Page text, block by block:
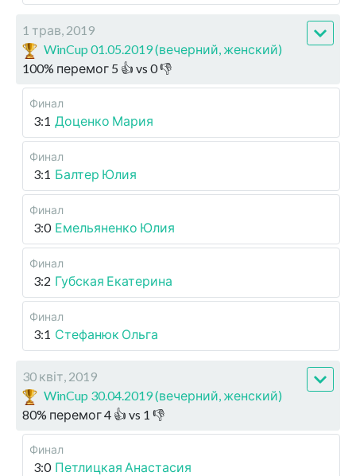
1 трав, 2019
WinCup 01.05.2019 (вечерний, женский)
100% перемог 5 👍 vs 0👎
Финал
3:1 Доценко Мария
Финал
3:1 Балтер Юлия
Финал
3:0 Емельяненко Юлия
Финал
3:2 Губская Екатерина
Финал
3:1 Стефанюк Ольга
30 квіт, 2019
WinCup 30.04.2019 (вечерний, женский)
80% перемог4 👍 vs 1 👎
Финал
3:0 Петлицкая Анастасия